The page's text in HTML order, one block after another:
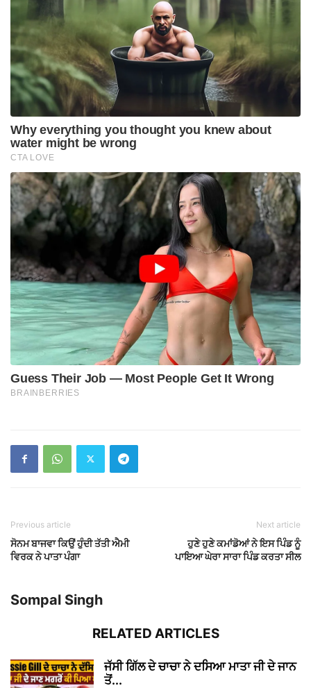
Previous article
ਸੋਨਮ ਬਾਜਵਾ ਕਿਉਂ ਹੁੰਦੀ ਤੱਤੀ ਐਮੀ
ਵਿਰਕ ਨੇ ਪਾਤਾ ਪੰਗਾ
Next article
ਹੁਣੇ ਹੁਣੇ ਕਮਾਂਡੋਆਂ ਨੇ ਇਸ ਪਿੰਡ ਨੂੰ
ਪਾਇਆ ਘੇਰਾ ਸਾਰਾ ਪਿੰਡ ਕਰਤਾ ਸੀਲ
Sompal Singh
RELATED ARTICLES
ਜੱਸੀ ਗਿੱਲ ਦੇ ਚਾਚਾ ਨੇ ਦਸਿਆ ਮਾਤਾ ਜੀ ਦੇ ਜਾਨ
ਤੋਂ...